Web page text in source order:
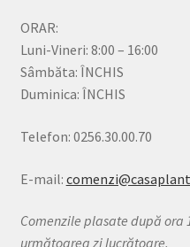
ORAR:
Luni-Vineri: 8:00 – 16:00
Sâmbăta: ÎNCHIS
Duminica: ÎNCHIS
Telefon: 0256.30.00.70
E-mail:
Comenzile plasate după ora
următoarea zi lucrătoare.